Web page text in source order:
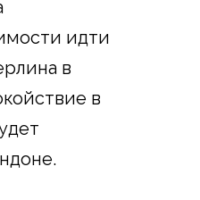
идти
в
в